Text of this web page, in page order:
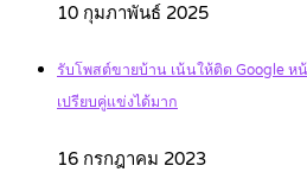
10 กุมภาพันธ์ 2025
รับโพสต์ขายบ้าน เน้นให้ติด Google ห
เปรียบคู่แข่งได้มาก
16 กรกฎาคม 2023